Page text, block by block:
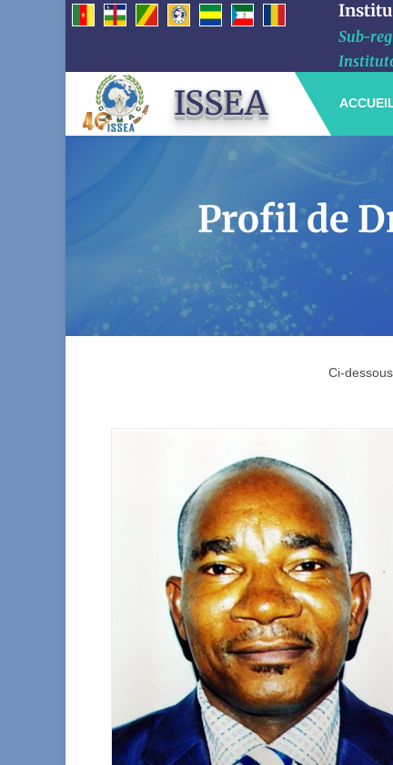
Sub-
ISSEA
Profil de
Ci-